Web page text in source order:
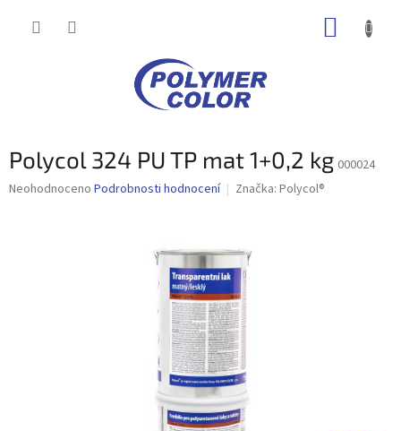
Polycol 324 PU TP mat 1+0,2 kg 000024
Průměrné
Neohodnoceno Podrobnosti hodnocení Značka: Polycol®